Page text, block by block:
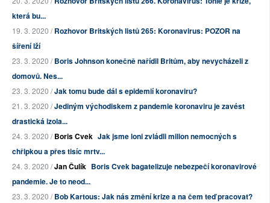
která bu...
19. 3. 2020 /Rozhovor Britských listů 265: Koronavirus: POZOR na
šíření lží
23. 3. 2020 /Boris Johnson konečně nařídil Britům, aby nevycházeli z
domovů. Nes...
23. 3. 2020 /Jak tomu bude dál s epidemií koronaviru?
21. 3. 2020 /Jediným východiskem z pandemie koronaviru je zavést
drastická izola...
24. 3. 2020 /Boris Cvek Jak jsme loni zvládli milion nemocných s
chřipkou a přes tisíc mrtv...
24. 3. 2020 /Jan Čulík Boris Cvek bagatelizuje nebezpečí koronavirové
pandemie. Je to neod...
23. 3. 2020 /Bob Kartous: Jak nás změní krize a na čem teď pracovat?